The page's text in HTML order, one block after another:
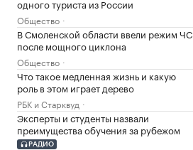
одного туриста из России
Общество
В Смоленской области ввели режим ЧС
после мощного циклона
Общество
Что такое медленная жизнь и какую
роль в этом играет дерево
РБК и Старквуд
Эксперты и студенты назвали
преимущества обучения за рубежом
РАДИО